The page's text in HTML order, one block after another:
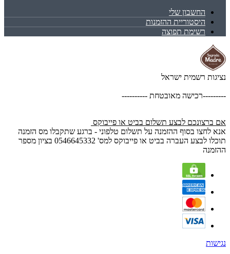
החשבון שלי
היסטוריית ההזמנות
רשימת תפוצה
נציגות רשמית ישראל
---------רכישה מאובטחת ----------
אם ברצונכם לבצע תשלום בביט או פייבוקס
אנא לחצו בסוף ההזמנה על תשלום טלפוני - ברגע שתקבלו מס הזמנה
תוכלו לבצע העברה בביט או פייבוקס למס' 0546645332 בציון מספר
ההזמנה
נגישות